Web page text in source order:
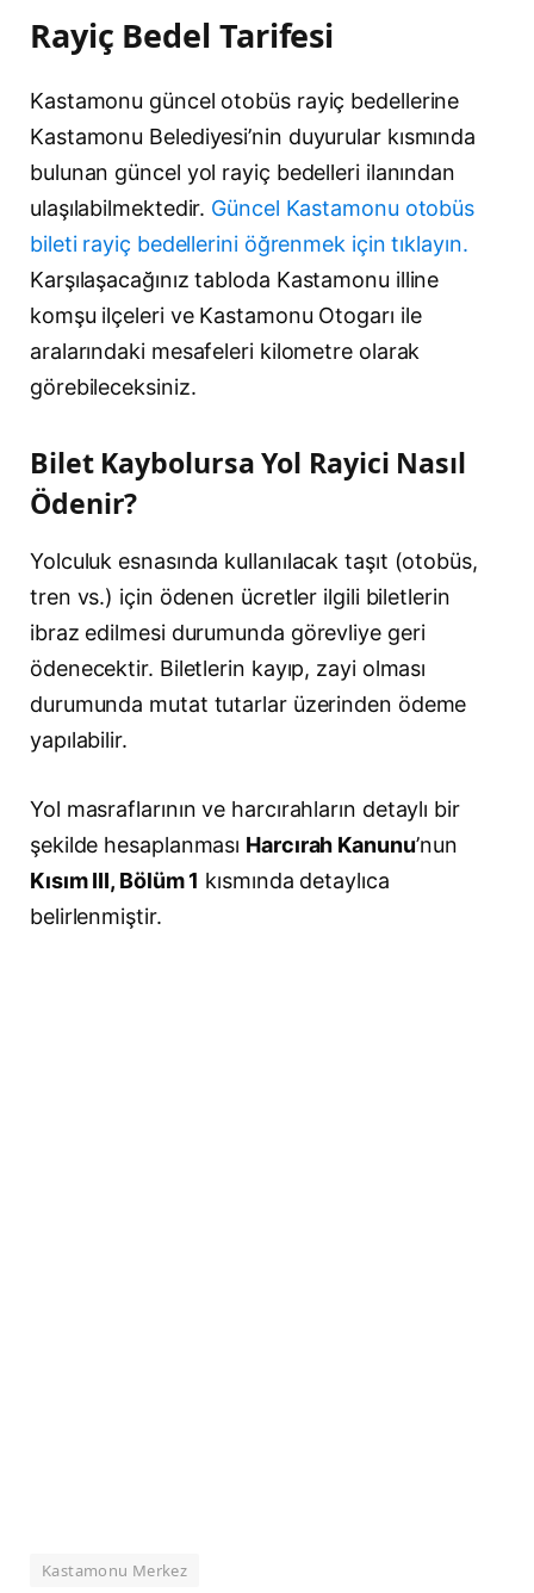
Rayiç Bedel Tarifesi
Kastamonu güncel otobüs rayiç bedellerine
Kastamonu Belediyesi’nin duyurular kısmında
bulunan güncel yol rayiç bedelleri ilanından
ulaşılabilmektedir. Güncel Kastamonu otobüs
bileti rayiç bedellerini öğrenmek için tıklayın.
Karşılaşacağınız tabloda Kastamonu illine
komşu ilçeleri ve Kastamonu Otogarı ile
aralarındaki mesafeleri kilometre olarak
görebileceksiniz.
Bilet Kaybolursa Yol Rayici Nasıl
Ödenir?
Yolculuk esnasında kullanılacak taşıt (otobüs,
tren vs.) için ödenen ücretler ilgili biletlerin
ibraz edilmesi durumunda görevliye geri
ödenecektir. Biletlerin kayıp, zayi olması
durumunda mutat tutarlar üzerinden ödeme
yapılabilir.
Yol masraflarının ve harcırahların detaylı bir
şekilde hesaplanması Harcırah Kanunu’nun
Kısım III, Bölüm 1 kısmında detaylıca
belirlenmiştir.
Kastamonu Merkez